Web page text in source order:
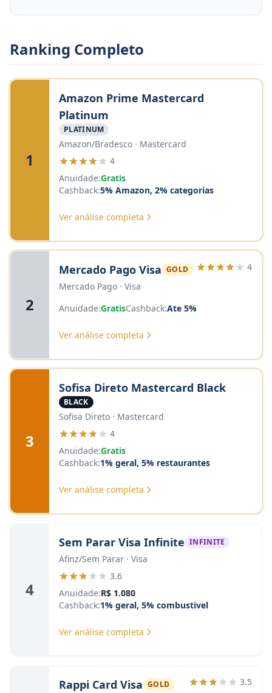
Ranking Completo
1
Amazon Prime Mastercard
Platinum
PLATINUM
Amazon/Bradesco · Mastercard
4
Anuidade:Gratis
Cashback:5% Amazon, 2% categorias
Ver análise completa
2
Mercado Pago Visa GOLD
Mercado Pago · Visa
4
Anuidade:GratisCashback:Ate 5%
Ver análise completa
3
Sofisa Direto Mastercard Black
BLACK
Sofisa Direto · Mastercard
4
Anuidade:Gratis
Cashback:1% geral, 5% restaurantes
Ver análise completa
4
Sem Parar Visa Infinite INFINITE
Afinz/Sem Parar · Visa
3.6
Anuidade:R$ 1.080
Cashback:1% geral, 5% combustivel
Ver análise completa
Rappi Card Visa GOLD 3.5